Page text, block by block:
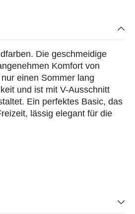
Die geschmeidige
Komfort von
einen Sommer lang
und ist mit V-Ausschnitt
Ein perfektes Basic, das
lässig elegant für die